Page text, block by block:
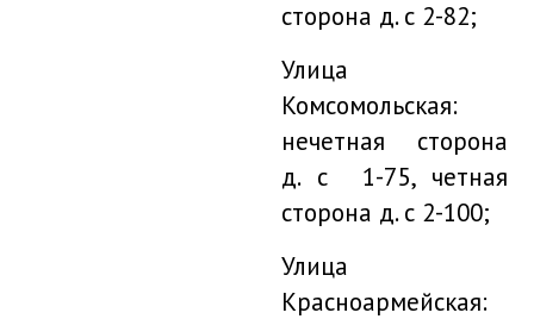
сторона д. с 2-82;
Улица
Комсомольская:
нечетная сторона
д. с 1-75, четная
сторона д. с 2-100;
Улица
Красноармейская: